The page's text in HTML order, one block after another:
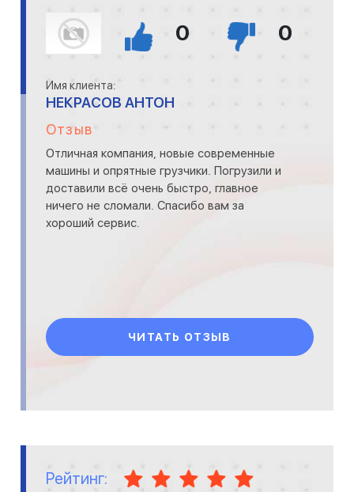
0 0
Имя клиента:
НЕКРАСОВ АНТОН
Отзыв
Отличная компания, новые современные
машины и опрятные грузчики. Погрузили и
доставили всё очень быстро, главное
ничего не сломали. Спасибо вам за
хороший сервис.
ЧИТАТЬ ОТЗЫВ
Рейтинг: